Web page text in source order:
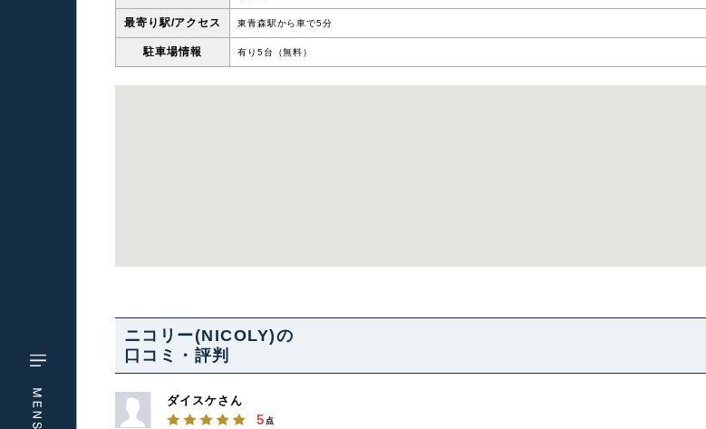
最寄り駅/アクセス 東青森駅から車で5分
駐車場情報 有り5台（無料）
ニコリー(NICOLY)の
口コミ・評判
ダイスケさん
5 点